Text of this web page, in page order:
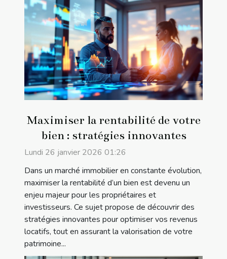
Maximiser la rentabilité de votre
bien : stratégies innovantes
Lundi 26 janvier 2026 01:26
Dans un marché immobilier en constante évolution,
maximiser la rentabilité d’un bien est devenu un
enjeu majeur pour les propriétaires et
investisseurs. Ce sujet propose de découvrir des
stratégies innovantes pour optimiser vos revenus
locatifs, tout en assurant la valorisation de votre
patrimoine...